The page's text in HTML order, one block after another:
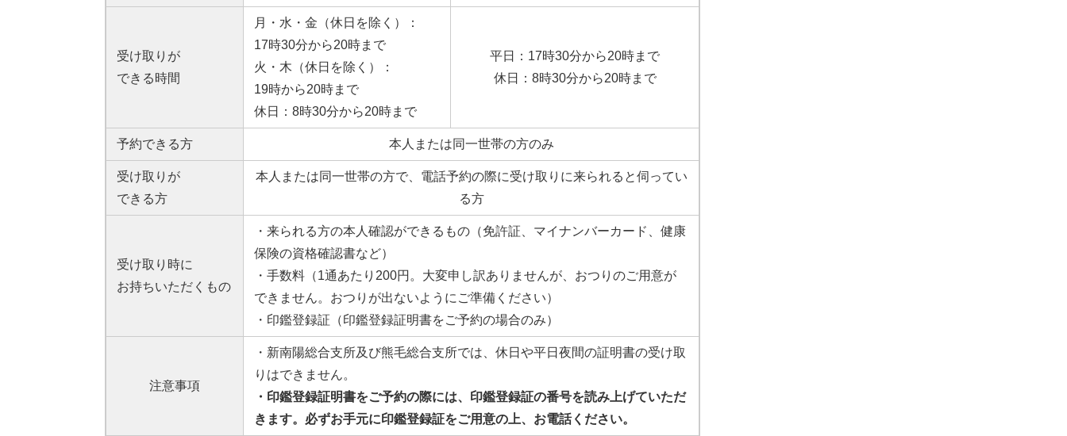
受け取りが
できる時間
月・水・金（休日を除く）：
17時30分から20時まで
火・木（休日を除く）：
19時から20時まで
休日：8時30分から20時まで
平日：17時30分から20時まで
休日：8時30分から20時まで
予約できる方 本人または同一世帯の方のみ
受け取りが
できる方
本人または同一世帯の方で、電話予約の際に受け取りに来られると伺ってい
る方
受け取り時に
お持ちいただくもの
・来られる方の本人確認ができるもの（免許証、マイナンバーカード、健康
保険の資格確認書など）
・手数料（1通あたり200円。大変申し訳ありませんが、おつりのご用意が
できません。おつりが出ないようにご準備ください）
・印鑑登録証（印鑑登録証明書をご予約の場合のみ）
注意事項
・新南陽総合支所及び熊毛総合支所では、休日や平日夜間の証明書の受け取
りはできません。
・印鑑登録証明書をご予約の際には、印鑑登録証の番号を読み上げていただ
きます。必ずお手元に印鑑登録証をご用意の上、お電話ください。